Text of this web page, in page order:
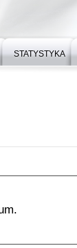
STATYSTYKA